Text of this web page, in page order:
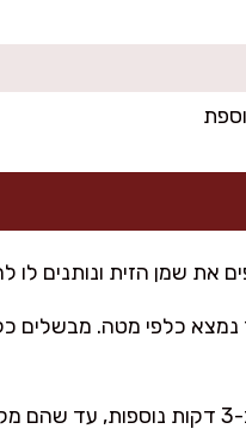
את שמן הזית ונותנים